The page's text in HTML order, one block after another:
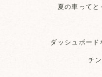
夏の車って
ダッシュボー
チン